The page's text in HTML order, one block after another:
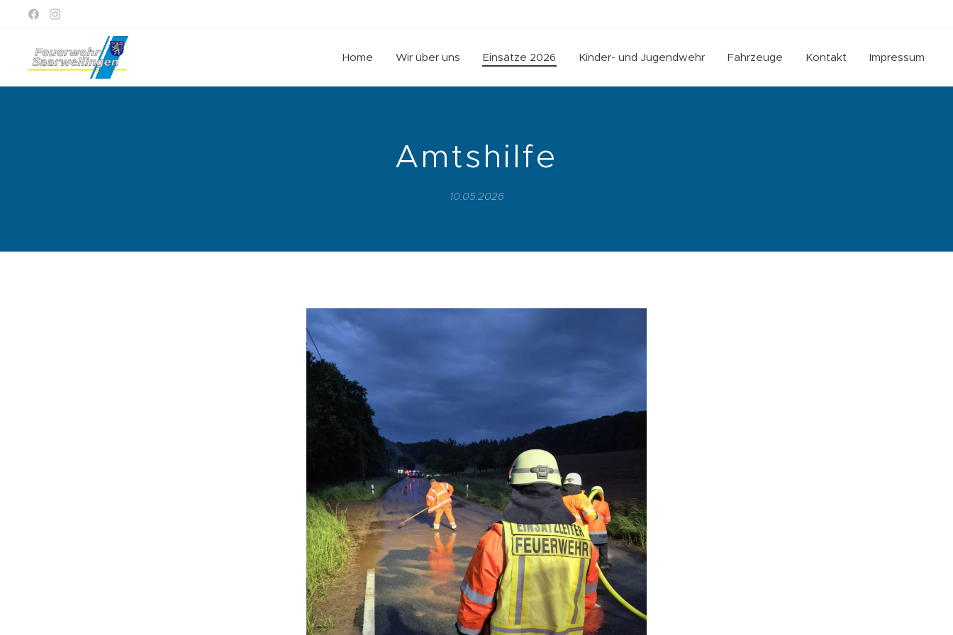
Home Wir über uns Einsätze 2026 Kinder- und Jugendwehr Fahrzeuge Kontakt Impressum
Amtshilfe
10.05.2026